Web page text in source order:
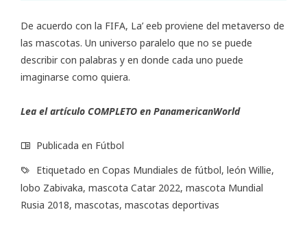
De acuerdo con la FIFA, La’ eeb proviene del metaverso de
las mascotas. Un universo paralelo que no se puede
describir con palabras y en donde cada uno puede
imaginarse como quiera.
Lea el artículo COMPLETO en PanamericanWorld
Publicada en Fútbol
Etiquetado en Copas Mundiales de fútbol, león Willie,
lobo Zabivaka, mascota Catar 2022, mascota Mundial
Rusia 2018, mascotas, mascotas deportivas